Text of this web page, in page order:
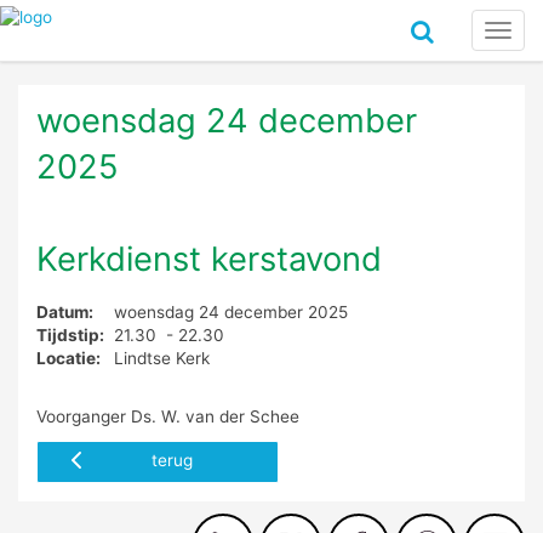
woensdag 24 december
2025
Kerkdienst kerstavond
Datum:
woensdag 24 december 2025
Tijdstip:
21.30 - 22.30
Locatie:
Lindtse Kerk
Voorganger Ds. W. van der Schee
terug